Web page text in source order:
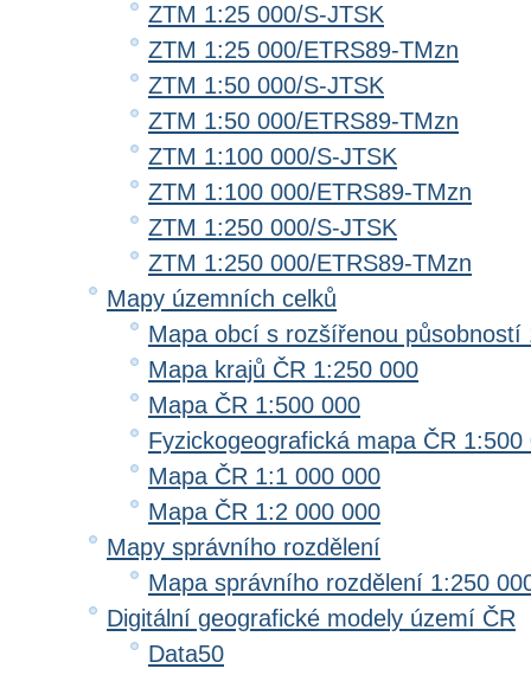
ZTM 1:25 000/S-JTSK
ZTM 1:25 000/ETRS89-TMzn
ZTM 1:50 000/S-JTSK
ZTM 1:50 000/ETRS89-TMzn
ZTM 1:100 000/S-JTSK
ZTM 1:100 000/ETRS89-TMzn
ZTM 1:250 000/S-JTSK
ZTM 1:250 000/ETRS89-TMzn
Mapy územních celků
Mapa obcí s rozšířenou působností
Mapa krajů ČR 1:250 000
Mapa ČR 1:500 000
Fyzickogeografická mapa ČR 1:500
Mapa ČR 1:1 000 000
Mapa ČR 1:2 000 000
Mapy správního rozdělení
Mapa správního rozdělení 1:250
Digitální geografické modely území ČR
Data50